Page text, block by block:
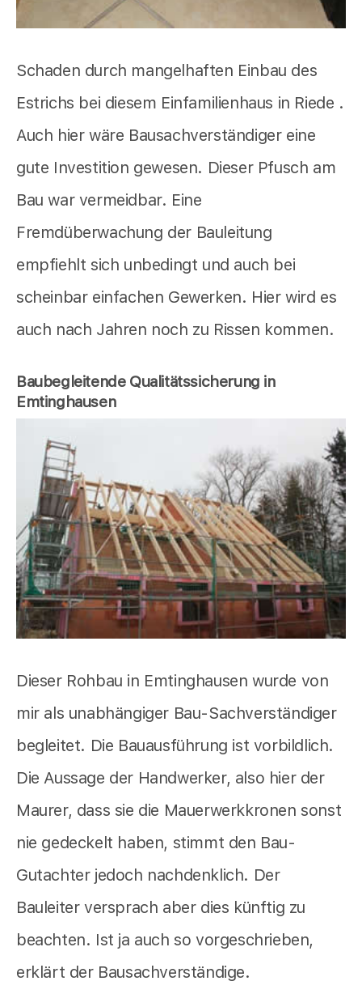
Schaden durch mangelhaften Einbau des
Estrichs bei diesem Einfamilienhaus in Riede .
Auch hier wäre Bausachverständiger eine
gute Investition gewesen. Dieser Pfusch am
Bau war vermeidbar. Eine
Fremdüberwachung der Bauleitung
empfiehlt sich unbedingt und auch bei
scheinbar einfachen Gewerken. Hier wird es
auch nach Jahren noch zu Rissen kommen.
Baubegleitende Qualitätssicherung in
Emtinghausen
Dieser Rohbau in Emtinghausen wurde von
mir als unabhängiger Bau-Sachverständiger
begleitet. Die Bauausführung ist vorbildlich.
Die Aussage der Handwerker, also hier der
Maurer, dass sie die Mauerwerkkronen sonst
nie gedeckelt haben, stimmt den Bau-
Gutachter jedoch nachdenklich. Der
Bauleiter versprach aber dies künftig zu
beachten. Ist ja auch so vorgeschrieben,
erklärt der Bausachverständige.